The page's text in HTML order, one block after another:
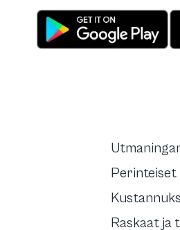
Perinteiset
Raskaat ja